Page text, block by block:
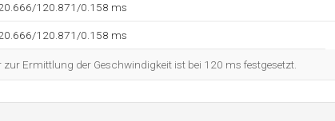
120.871/0.158 ms
120.871/0.158 ms
Ermittlung der Geschwindigkeit ist bei 120 ms festgesetzt.